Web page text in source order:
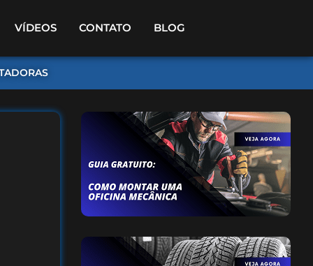
VÍDEOS CONTATO BLOG